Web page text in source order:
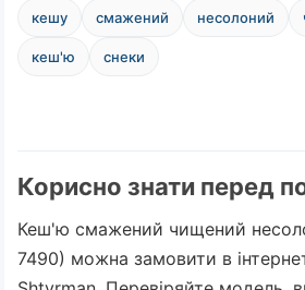
кешу смажений несолоний
кеш'ю снеки
Корисно знати перед
Кеш'ю смажений чищений
7490) можна замовити в